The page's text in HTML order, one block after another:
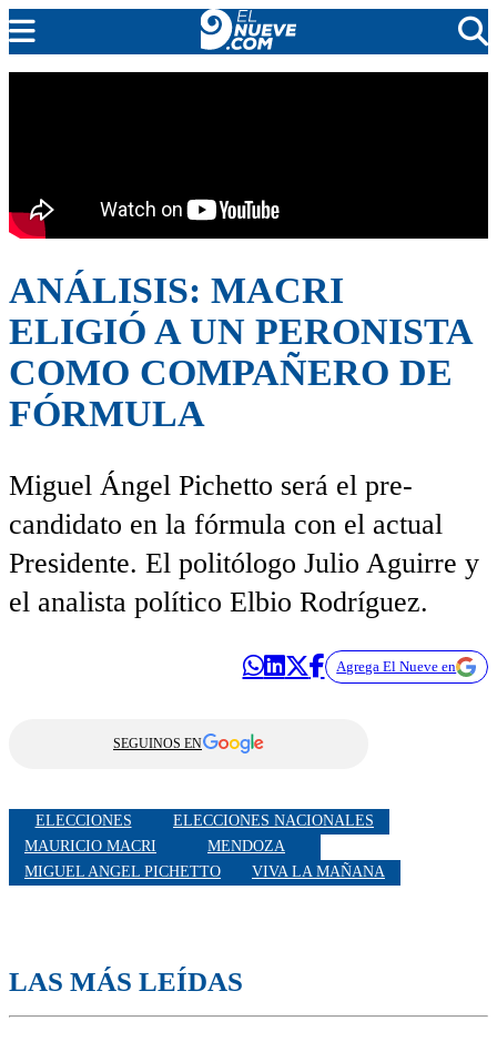
POLICIALES
EN VIVO
ANÁLISIS: MACRI
ELIGIÓ A UN PERONISTA
COMO COMPAÑERO DE
FÓRMULA
Miguel Ángel Pichetto será el pre-
candidato en la fórmula con el actual
Presidente. El politólogo Julio Aguirre y
el analista político Elbio Rodríguez.
Agrega El Nueve en
SEGUINOS EN
ELECCIONES
ELECCIONES NACIONALES
MAURICIO MACRI
MENDOZA
MIGUEL ANGEL PICHETTO
VIVA LA MAÑANA
LAS MÁS LEÍDAS